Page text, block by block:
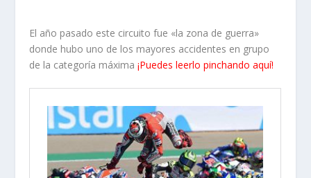
El año pasado este circuito fue «la zona de guerra»
donde hubo uno de los mayores accidentes en grupo
de la categoría máxima¡Puedes leerlo pinchando aquí!